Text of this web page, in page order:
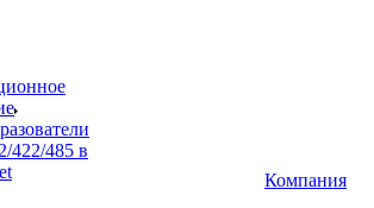
422/485 в
Компания